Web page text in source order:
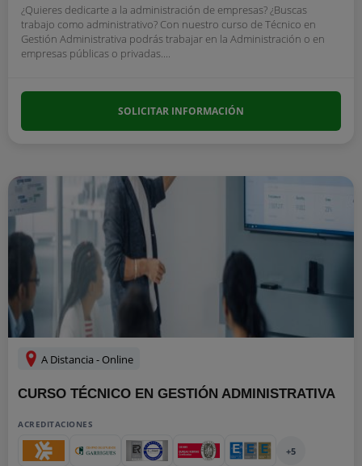
¿Quieres dedicarte a la administración de empresas? ¿Buscas
trabajo como administrativo? Con nuestro curso de Técnico en
Gestión Administrativa podrás trabajar en la Administración o en
empresas públicas o privadas....
SOLICITAR INFORMACIÓN
A Distancia - Online
CURSO TÉCNICO EN GESTIÓN ADMINISTRATIVA
ACREDITACIONES
+5